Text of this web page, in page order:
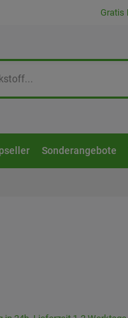
Gratis
Sonderangebote